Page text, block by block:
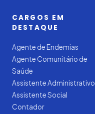
CARGOS EM
DESTAQUE
Agente de Endemias
Agente Comunitário de
Saúde
Assistente Administrativo
Assistente Social
Contador